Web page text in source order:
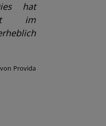
hat
im
Provida